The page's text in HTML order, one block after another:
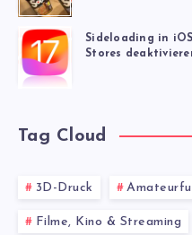
Sideloading in
Stores
Tag Cloud
3D-Druck
Filme, Kino & Streaming